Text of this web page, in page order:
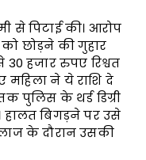
से पिटाई की। आरोप
छोड़ने की गुहार
हजार रुपए रिश्वत
ने ये राशि दे
पुलिस के थर्ड डिग्री
बिगड़ने पर उसे
के दौरान उसकी